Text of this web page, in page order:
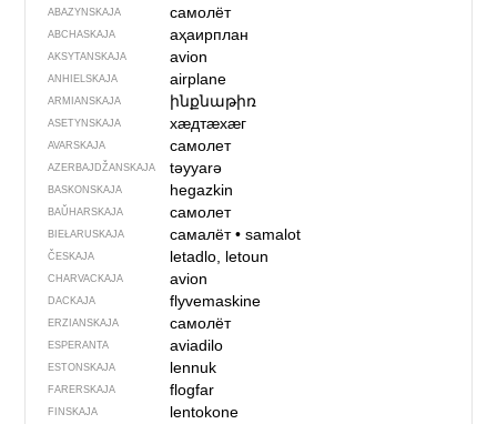
ABAZYNSKAJA самолёт
ABCHASKAJA аҳаирплан
AKSYTANSKAJA avion
ANHIELSKAJA airplane
ARMIANSKAJA ինքնաթիռ
ASETYNSKAJA хӕдтӕхӕг
AVARSKAJA самолет
AZERBAJDŽAN­SKAJA təyyarə
BASKONSKAJA hegazkin
BAŬHARSKAJA самолет
BIEŁARUSKAJA самалёт• samalot
ČESKAJA letadlo, letoun
CHARVACKAJA avion
DACKAJA flyvemaskine
ERZIANSKAJA самолёт
ESPERANTA aviadilo
ESTONSKAJA lennuk
FARERSKAJA flogfar
FINSKAJA lentokone